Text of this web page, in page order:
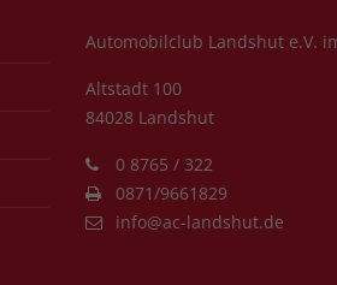
Automobilclub Landshut e.V.
Altstadt 100
84028 Landshut
0 8765 / 322
0871/9661829
info@ac-landshut.de